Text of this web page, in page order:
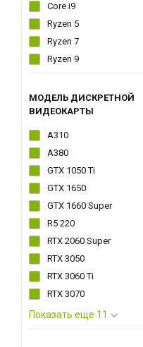
Core i9
Ryzen 5
Ryzen 7
Ryzen 9
МОДЕЛЬ ДИСКРЕТНОЙ
ВИДЕОКАРТЫ
A310
A380
GTX 1050 Ti
GTX 1650
GTX 1660 Super
R5 220
RTX 2060 Super
RTX 3050
RTX 3060 Ti
RTX 3070
Показать еще 11